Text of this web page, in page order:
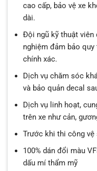
cao cấp, bảo vệ xe
dài.
Đội ngũ kỹ thuật viên
nghiệm đảm bảo
chính xác.
Dịch vụ chăm sóc
và bảo quản decal
Dịch vụ linh hoạt,
trên xe như cản,
Trước khi thi công vệ
100% dán đổi màu
dấu mí thẩm mỹ